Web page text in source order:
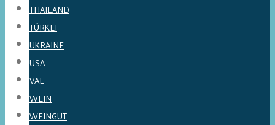
THAILAND
TÜRKEI
UKRAINE
USA
VAE
WEIN
WEINGUT